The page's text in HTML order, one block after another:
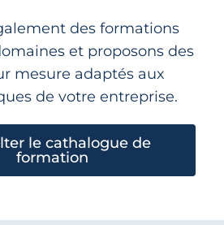
des formations
et proposons des
mesure adaptés aux
de votre entreprise.
le cathalogue de
formation